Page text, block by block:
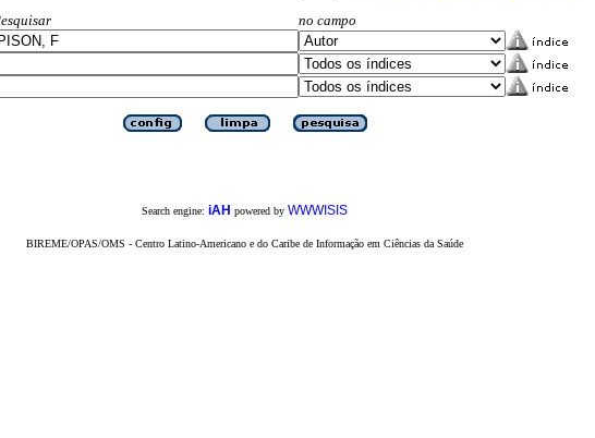
no campo
Search engine: iAH powered by WWWISIS
BIREME/OPAS/OMS - Centro Latino-Americano e do Caribe de Informação em Ciências da Saúde